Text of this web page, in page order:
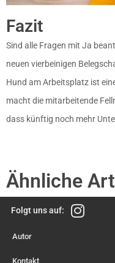
Fazit
Sind alle Fragen mit Ja
neuen vierbeinigen
Hund am Arbeitsplatz ist
macht die mitarbeitende
dass künftig noch mehr
Ähnliche
Folgt uns auf:
Autor
Kontakt